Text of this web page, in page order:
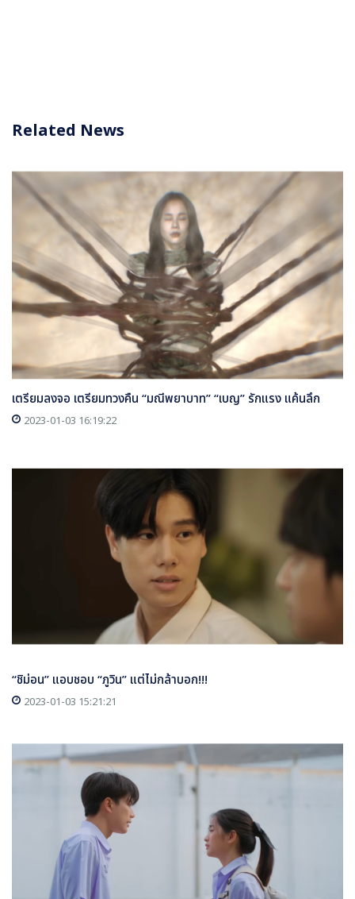
Related News
เตรียมลงจอ เตรียมทวงคืน “มณีพยาบาท” “เบญ” รักแรง แค้นลึก
2023-01-03 16:19:22
“ชิม่อน” แอบชอบ “ภูวิน” แต่ไม่กล้าบอก!!!
2023-01-03 15:21:21